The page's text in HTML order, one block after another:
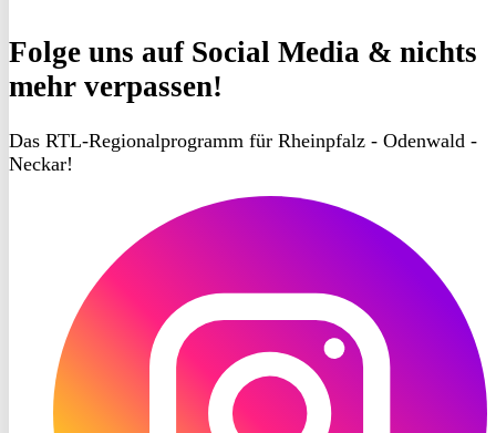
Folge uns auf Social Media & nichts
mehr verpassen!
Das RTL-Regionalprogramm für Rheinpfalz - Odenwald -
Neckar!
Instagram